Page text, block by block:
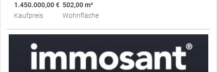
1.450.000,00 €
Kaufpreis
502,00 m²
Wohnfläche